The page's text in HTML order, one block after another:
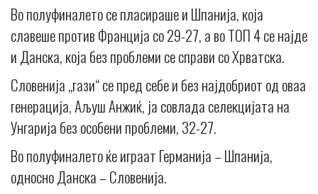
Во полуфиналето се пласираше и Шпанија, која
славеше против Франција со 29-27, а во ТОП 4 се најде
и Данска, која без проблеми се справи со Хрватска.
Словенија „гази“ се пред себе и без најдобриот од оваа
генерација, Аљуш Анжиќ, ја совлада селекцијата на
Унгарија без особени проблеми, 32-27.
Во полуфиналето ќе играат Германија – Шпанија,
односно Данска – Словенија.